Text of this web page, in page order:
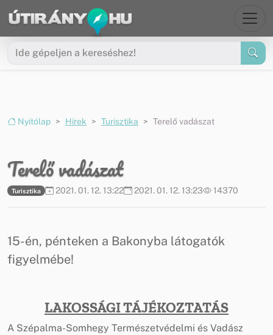
Ugrás a menüre
Ugrás a tartalomra
Nyitólap Hírek Turisztika Terelő vadászat
Terelő vadászat
Turisztika 2021. 01. 12. 13:22 2021. 01. 12. 13:23 14370
15-én, pénteken a Bakonyba látogatók
figyelmébe!
LAKOSSÁGI TÁJÉKOZTATÁS
A Szépalma-Somhegy Természetvédelmi és Vadász